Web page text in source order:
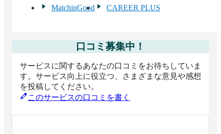
MatchinGood CAREER PLUS
口コミ募集中！
サービスに関するあなたの口コミをお待ちしていま
す。サービス向上に役立つ、さまざまな意見や感想
を投稿してください。
このサービスの口コミを書く